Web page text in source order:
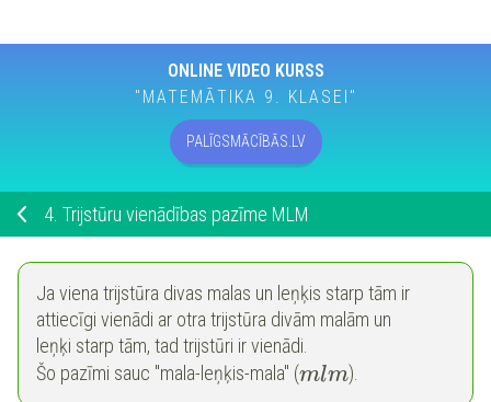
ONLINE VIDEO KURSS
"MATEMĀTIKA 9. KLASEI"
PALĪGSMĀCĪBĀS.LV
4. Trijstūru vienādības pazīme MLM
Ja viena trijstūra divas malas un leņķis starp tām ir
attiecīgi vienādi ar otra trijstūra divām malām un
leņķi starp tām, tad trijstūri ir vienādi.
Šo pazīmi sauc "mala-leņķis-mala" (mlm).